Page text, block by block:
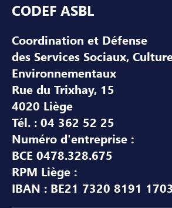
CODEF ASBL
Coordination et Défense
des Services Sociaux,
Environnementaux
Rue du Trixhay, 15
4020 Liège
Tél. : 04 362 52 25
Numéro d'entreprise :
BCE 0478.328.675
RPM Liège :
IBAN : BE21 7320 8191 1703